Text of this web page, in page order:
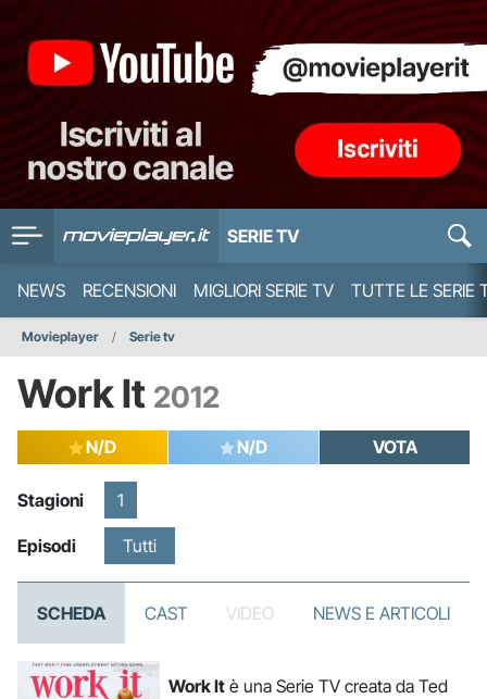
SERIE TV
NEWS RECENSIONI MIGLIORI SERIE TV TUTTE LE SERIE
Movieplayer Serie tv
Work It 2012
N/D N/D VOTA
Stagioni 1
Episodi Tutti
SCHEDA CAST VIDEO NEWS E ARTICOLI
Work Itè una Serie TV creata da Ted